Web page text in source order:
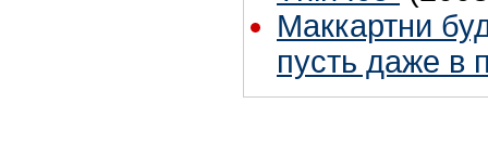
Маккартни
пусть даже в